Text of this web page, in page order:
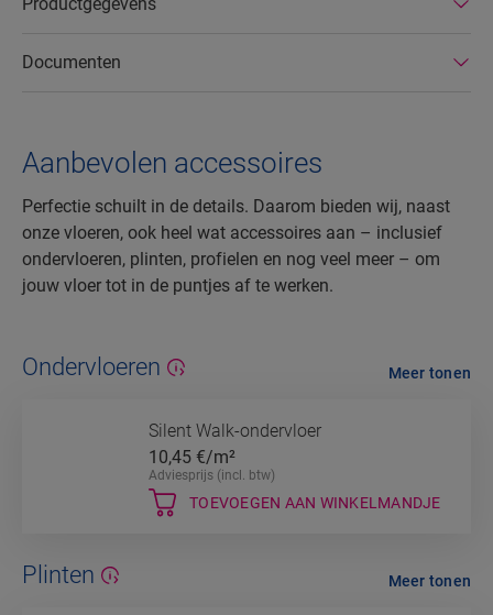
Productgegevens
Documenten
Aanbevolen accessoires
Perfectie schuilt in de details. Daarom bieden wij, naast
onze vloeren, ook heel wat accessoires aan – inclusief
ondervloeren, plinten, profielen en nog veel meer – om
jouw vloer tot in de puntjes af te werken.
Ondervloeren
Silent Walk-ondervloer
10,45 €/m²
Adviesprijs (incl. btw)
TOEVOEGEN AAN WINKELMANDJE
Meer tonen
Plinten Meer tonen